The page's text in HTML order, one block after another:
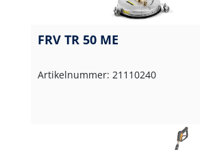
FRV TR 50 ME
Artikelnummer: 21110240